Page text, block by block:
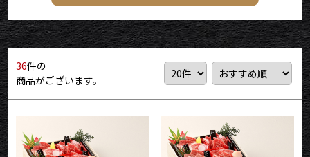
36件の
商品がございます。